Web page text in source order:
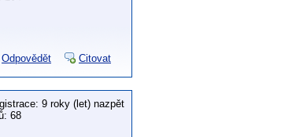
Odpovědět Citovat
9 roky (let) nazpět
68